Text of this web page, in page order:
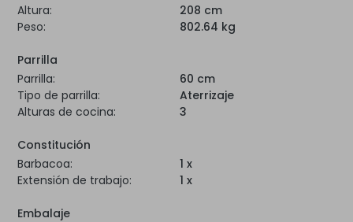
Altura:
208 cm
Peso:
802.64 kg
Parrilla
Parrilla:
60 cm
Tipo de parrilla:
Aterrizaje
Alturas de cocina:
3
Constitución
Barbacoa:
1 x
Extensión de trabajo:
1 x
Embalaje